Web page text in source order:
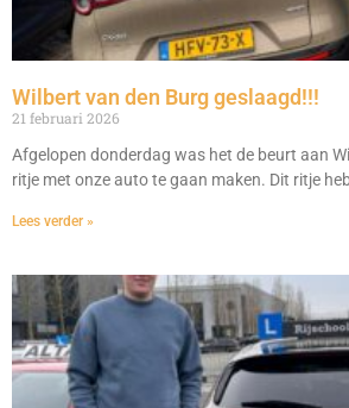
Wilbert van den Burg geslaagd!!!
21 februari 2026
Afgelopen donderdag was het de beurt aan
ritje met onze auto te gaan maken. Dit ritje
Lees verder »